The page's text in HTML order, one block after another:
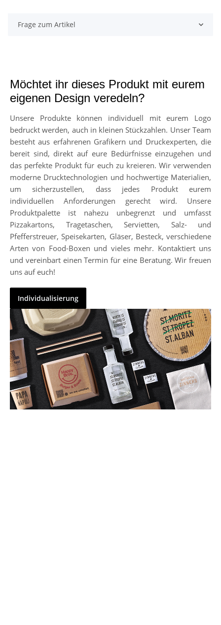
Frage zum Artikel
Möchtet ihr dieses Produkt mit eurem
eigenen Design veredeln?
Unsere Produkte können individuell mit eurem Logo
bedruckt werden, auch in kleinen Stückzahlen. Unser Team
besteht aus erfahrenen Grafikern und Druckexperten, die
bereit sind, direkt auf eure Bedürfnisse einzugehen und
das perfekte Produkt für euch zu kreieren. Wir verwenden
moderne Drucktechnologien und hochwertige Materialien,
um sicherzustellen, dass jedes Produkt eurem
individuellen Anforderungen gerecht wird. Unsere
Produktpalette ist nahezu unbegrenzt und umfasst
Pizzakartons, Tragetaschen, Servietten, Salz- und
Pfefferstreuer, Speisekarten, Gläser, Besteck, verschiedene
Arten von Food-Boxen und vieles mehr. Kontaktiert uns
und vereinbart einen Termin für eine Beratung. Wir freuen
uns auf euch!
Individualisierung